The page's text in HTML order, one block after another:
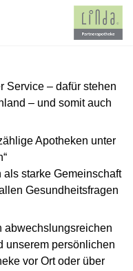
Service – dafür stehen
– und somit auch
Apotheken unter
starke Gemeinschaft
Gesundheitsfragen
abwechslungsreichen
unserem persönlichen
vor Ort oder über